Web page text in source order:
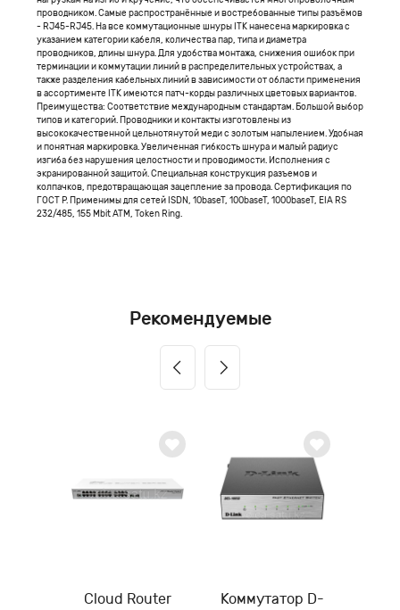
проводником. Самые распространённые и востребованные типы разъёмов
- RJ45-RJ45. На все коммутационные шнуры ITK нанесена маркировка с
указанием категории кабеля, количества пар, типа и диаметра
проводников, длины шнура. Для удобства монтажа, снижения ошибок при
терминации и коммутации линий в распределительных устройствах, а
также разделения кабельных линий в зависимости от области применения
в ассортименте ITK имеются патч-корды различных цветовых вариантов.
Преимущества: Соответствие международным стандартам. Большой выбор
типов и категорий. Проводники и контакты изготовлены из
высококачественной цельнотянутой меди с золотым напылением. Удобная
и понятная маркировка. Увеличенная гибкость шнура и малый радиус
изгиба без нарушения целостности и проводимости. Исполнения с
экранированной защитой. Специальная конструкция разъемов и
колпачков, предотвращающая зацепление за провода. Сертификация по
ГОСТ Р. Применимы для сетей ISDN, 10baseT, 100baseT, 1000baseT, EIA RS
232/485, 155 Mbit ATM, Token Ring.
Рекомендуемые
Cloud Router
Коммутатор D-